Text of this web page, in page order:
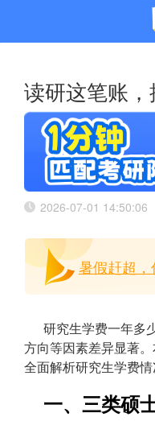
读研这笔账
2026-07-01 14:50:06
暑假赶超
研究生学费一年多
方向等因素差异显著
全面解析研究生学费情
一、三类硕